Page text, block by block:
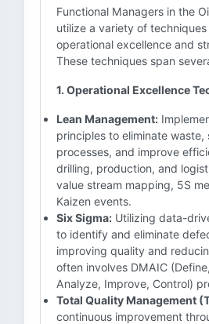
Functional Managers in the
utilize a variety of
operational excellence and
These techniques span
1. Operational Excellence
Lean Management:
principles to eliminate waste,
processes, and improve
drilling, production, and
value stream mapping, 5S
Kaizen events.
Six Sigma: Utilizing data-
to identify and eliminate
improving quality and
often involves DMAIC
Analyze, Improve, Control)
Total Quality Management
continuous improvement